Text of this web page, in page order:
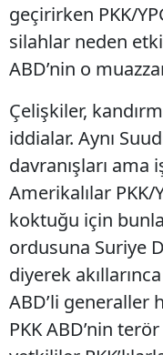
geçirirken PKK/
silahlar neden
ABD’nin o
Çelişkiler,
iddialar. Aynı
davranışları
Amerikalılar PKK/
koktuğu için
ordusuna Suriye
diyerek
ABD’li generaller
PKK ABD’nin